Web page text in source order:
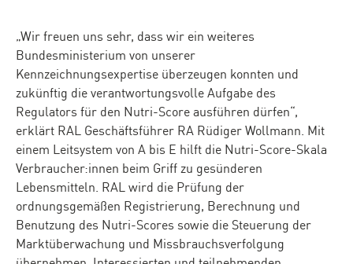
„Wir freuen uns sehr, dass wir ein weiteres
Bundesministerium von unserer
Kennzeichnungsexpertise überzeugen konnten und
zukünftig die verantwortungsvolle Aufgabe des
Regulators für den Nutri-Score ausführen dürfen“,
erklärt RAL Geschäftsführer RA Rüdiger Wollmann. Mit
einem Leitsystem von A bis E hilft die Nutri-Score-Skala
Verbraucher:innen beim Griff zu gesünderen
Lebensmitteln. RAL wird die Prüfung der
ordnungsgemäßen Registrierung, Berechnung und
Benutzung des Nutri-Scores sowie die Steuerung der
Marktüberwachung und Missbrauchsverfolgung